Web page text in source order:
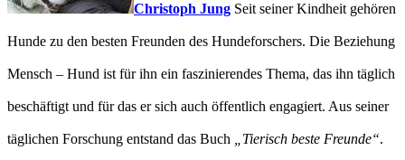
Christoph Jung Seit seiner Kindheit gehören
Hunde zu den besten Freunden des Hundeforschers. Die Beziehung
Mensch – Hund ist für ihn ein faszinierendes Thema, das ihn täglich
beschäftigt und für das er sich auch öffentlich engagiert. Aus seiner
täglichen Forschung entstand das Buch „Tierisch beste Freunde“.